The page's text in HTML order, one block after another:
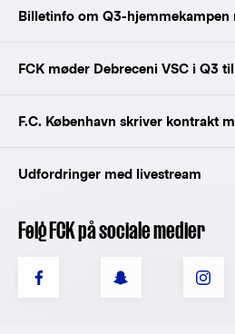
Billetinfo om Q3-hjemmekampen
FCK møder Debreceni VSC i Q3
F.C. København skriver kontrakt
Udfordringer med livestream
Følg FCK på sociale medier